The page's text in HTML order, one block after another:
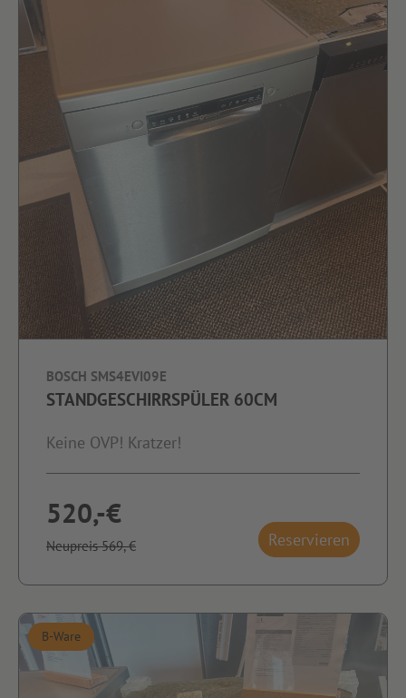
BOSCH SMS4EVI09E
STANDGESCHIRRSPÜLER 60CM
Keine OVP! Kratzer!
520,-€
Neupreis 569,-€ Reservieren
B-Ware